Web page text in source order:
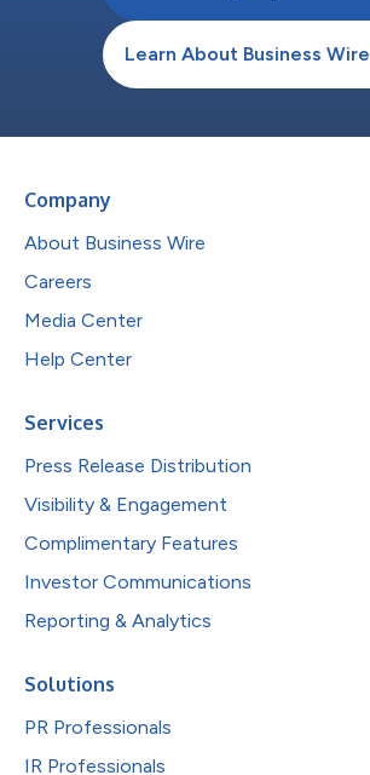
Learn About Business Wire
Company
About Business Wire
Careers
Media Center
Help Center
Services
Press Release Distribution
Visibility & Engagement
Complimentary Features
Investor Communications
Reporting & Analytics
Solutions
PR Professionals
IR Professionals